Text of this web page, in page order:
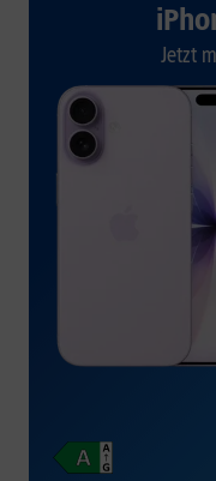
Jetzt